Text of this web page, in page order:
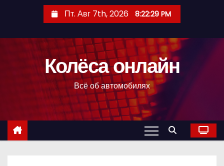
с
Пт. Авг 7th, 2026 8:22:29 PM
Колёса онлайн
Всё об автомобилях